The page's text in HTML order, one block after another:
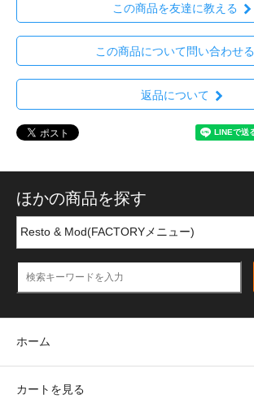
この商品を友達に教える
この商品について問い合わせる
返品について
ほかの商品を探す
ホーム
カートを見る